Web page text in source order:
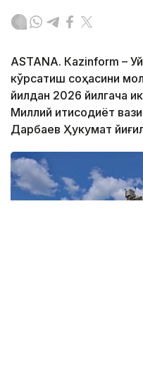
ASTANА. Кazinform –
кўрсатиш соҳасини
йилдан 2026 йилгача
Миллий иқтисодиёт
Дарбаев Ҳукумат